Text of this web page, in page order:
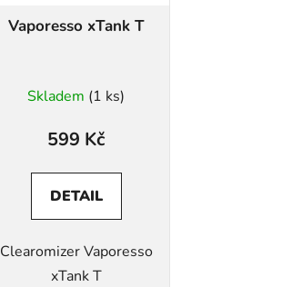
Vaporesso xTank T
Skladem (1 ks)
599 Kč
DETAIL
Clearomizer Vaporesso
xTank T